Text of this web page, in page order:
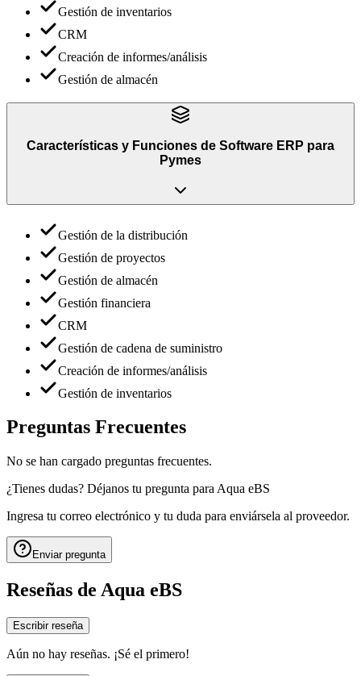
Gestión de inventarios
CRM
Creación de informes/análisis
Gestión de almacén
Características y Funciones de Software ERP para
Pymes
Gestión de la distribución
Gestión de proyectos
Gestión de almacén
Gestión financiera
CRM
Gestión de cadena de suministro
Creación de informes/análisis
Gestión de inventarios
Preguntas Frecuentes
No se han cargado preguntas frecuentes.
¿Tienes dudas? Déjanos tu pregunta para Aqua eBS
Ingresa tu correo electrónico y tu duda para enviársela al proveedor.
Enviar pregunta
Reseñas de Aqua eBS
Escribir reseña
Aún no hay reseñas. ¡Sé el primero!